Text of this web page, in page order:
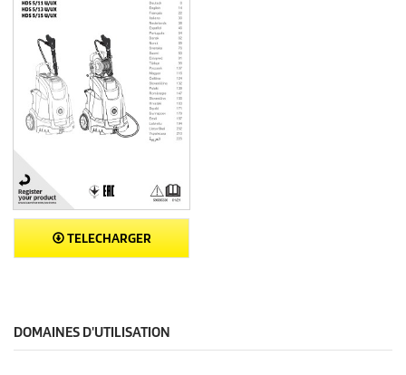
TELECHARGER
DOMAINES D'UTILISATION